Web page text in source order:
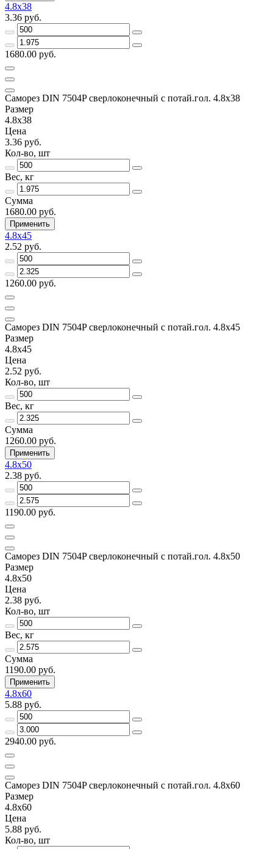
4.8x38
3.36 руб.
1680.00 руб.
Саморез DIN 7504P сверлоконечный с потай.гол. 4.8x38
Размер
4.8x38
Цена
3.36 руб.
Кол-во, шт
Вес, кг
Сумма
1680.00 руб.
Применить
4.8x45
2.52 руб.
1260.00 руб.
Саморез DIN 7504P сверлоконечный с потай.гол. 4.8x45
Размер
4.8x45
Цена
2.52 руб.
Кол-во, шт
Вес, кг
Сумма
1260.00 руб.
Применить
4.8x50
2.38 руб.
1190.00 руб.
Саморез DIN 7504P сверлоконечный с потай.гол. 4.8x50
Размер
4.8x50
Цена
2.38 руб.
Кол-во, шт
Вес, кг
Сумма
1190.00 руб.
Применить
4.8x60
5.88 руб.
2940.00 руб.
Саморез DIN 7504P сверлоконечный с потай.гол. 4.8x60
Размер
4.8x60
Цена
5.88 руб.
Кол-во, шт